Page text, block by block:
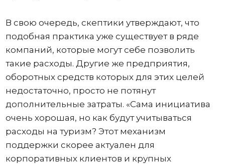
В свою очередь, скептики утверждают, что
подобная практика уже существует в ряде
компаний, которые могут себе позволить
такие расходы. Другие же предприятия,
оборотных средств которых для этих целей
недостаточно, просто не потянут
дополнительные затраты. «Сама инициатива
очень хорошая, но как будут учитываться
расходы на туризм? Этот механизм
поддержки скорее актуален для
корпоративных клиентов и крупных